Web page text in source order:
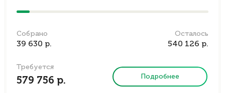
Собрано
39 630 р.
Осталось
540 126 р.
Требуется
579 756 р. Подробнее